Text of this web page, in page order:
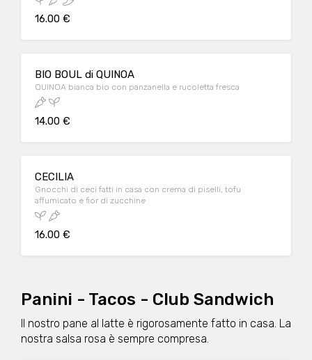
16.00 €
BIO BOUL di QUINOA
QUINOA bianca bio con panzanella e rucoletta fresca
14.00 €
CECILIA
Gnocchi di ceci fatti in casa con crema di piselli, tofu
affumicato e fior di zucchine
16.00 €
Panini - Tacos - Club Sandwich
Il nostro pane al latte è rigorosamente fatto in casa. La
nostra salsa rosa è sempre compresa.